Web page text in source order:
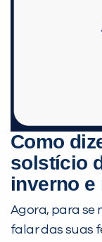
Como
solstício
inverno e
Agora, para se
falar das suas